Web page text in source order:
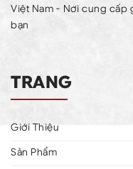
Việt Nam - Nơi cung cấp
bạn
TRANG
Giới Thiệu
Sản Phẩm